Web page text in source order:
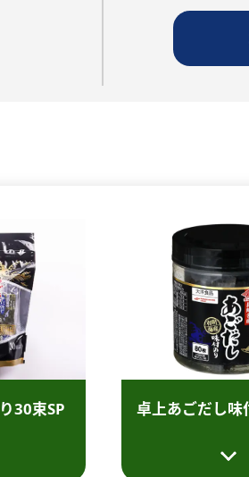
30束SP 卓上あごだし味